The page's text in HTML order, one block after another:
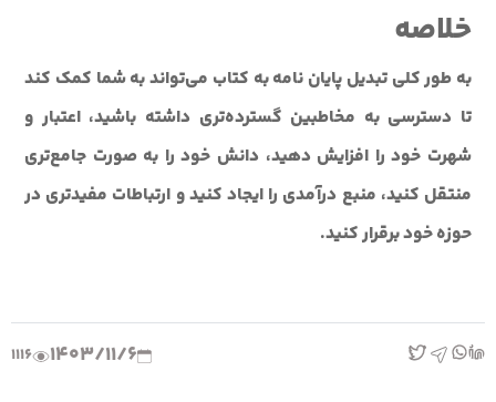
خلاصه
به طور کلی تبدیل پایان نامه به کتاب می‌تواند به شما کمک کند
تا دسترسی به مخاطبین گسترده‌تری داشته باشید، اعتبار و
شهرت خود را افزایش دهید، دانش خود را به صورت جامع‌تری
منتقل کنید، منبع درآمدی را ایجاد کنید و ارتباطات مفیدتری در
حوزه خود برقرار کنید.
1403/11/6
1116